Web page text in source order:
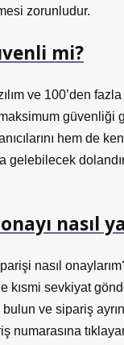
zorunludur.
mi?
ve 100’den fazla
güvenliği
hem de
gelebilecek
nasıl
nasıl
kısmi sevkiyat
ve sipariş
numarasına